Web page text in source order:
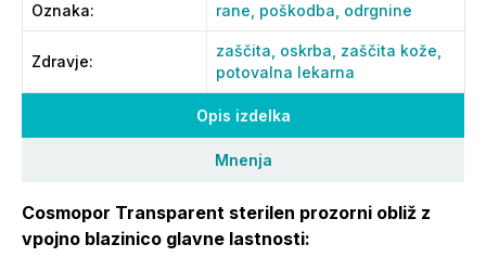
Opis izdelka
Mnenja
Cosmopor Transparent sterilen prozorni obliž z
vpojno blazinico glavne lastnosti:
Oznaka: rane, poškodba, odrgnine
Zdravje:
zaščita, oskrba, zaščita kože,
potovalna lekarna